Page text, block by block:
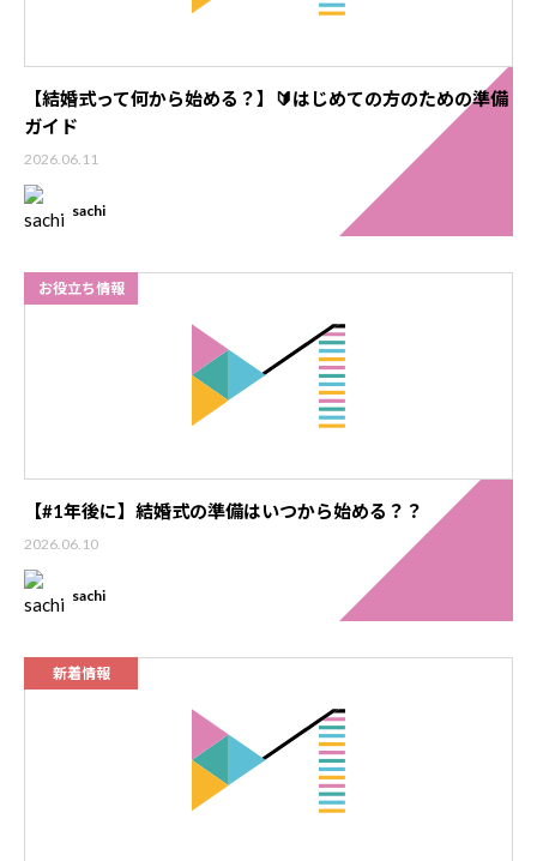
【結婚式って何から始める？】🔰はじめての方のための準備
ガイド
2026.06.11
sachi
お役立ち情報
【#1年後に】結婚式の準備はいつから始める？？
2026.06.10
sachi
新着情報